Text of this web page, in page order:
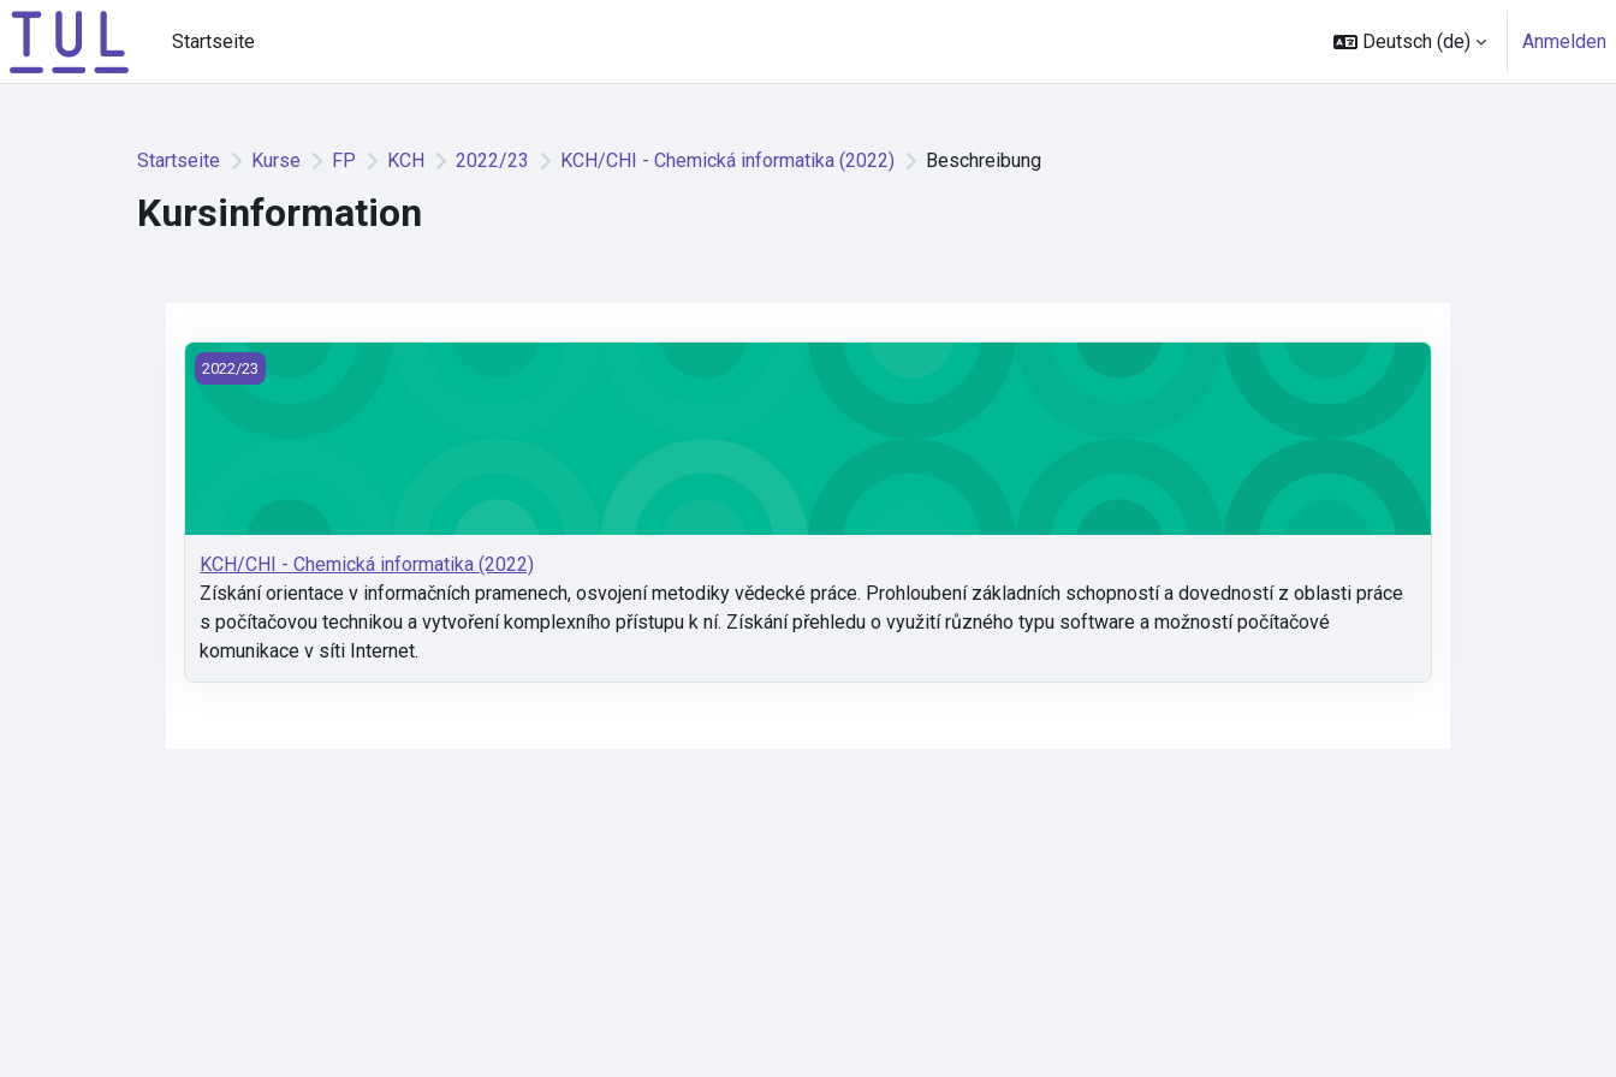
Zum Hauptinhalt
Startseite
Deutsch ‎(de)‎ Anmelden
Startseite Kurse FP KCH 2022/23 KCH/CHI - Chemická informatika (2022) Beschreibung
Kursinformation
KCH/CHI - Chemická informatika (2022)
2022/23
KCH/CHI - Chemická informatika (2022)
Získání orientace v informačních pramenech, osvojení metodiky vědecké práce. Prohloubení základních schopností a dovedností z oblasti práce
s počítačovou technikou a vytvoření komplexního přístupu k ní. Získání přehledu o využití různého typu software a možností počítačové
komunikace v síti Internet.